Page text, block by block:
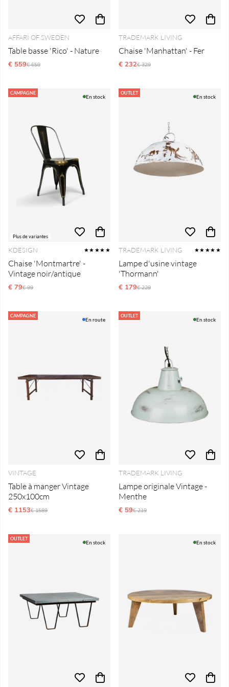
AFFARI OF SWEDEN
Table basse 'Rico' - Nature
€ 559Prix régulier:
€ 659
TRADEMARK LIVING
Chaise 'Manhattan' - Fer
€ 232Prix régulier:
€ 329
CAMPAGNE
Plus de variantes
En stock
KDESIGN ★★★★★
Chaise 'Montmartre' -
Vintage noir/antique
€ 79Prix régulier:
€ 99
OUTLET
En stock
TRADEMARK LIVING ★★★★★
Lampe d'usine vintage
'Thormann'
€ 179Prix régulier:
€ 229
CAMPAGNE
En route
VINTAGE
Table à manger Vintage
250x100cm
€ 1153Prix régulier:
€ 1589
OUTLET
En stock
TRADEMARK LIVING
Lampe originale Vintage -
Menthe
€ 59Prix régulier:
€ 219
OUTLET
En stock En stock